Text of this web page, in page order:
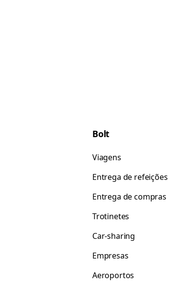
Bolt
Viagens
Entrega de refeições
Entrega de compras
Trotinetes
Car-sharing
Empresas
Aeroportos